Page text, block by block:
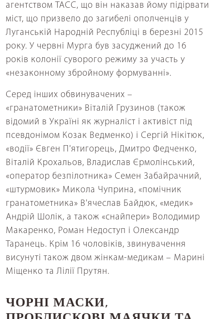
агентством ТАСС, що він наказав йому підірвати
міст, що призвело до загибелі ополченців у
Луганській Народній Республіці в березні 2015
року. У червні Мурга був засуджений до 16
років колонії суворого режиму за участь у
«незаконному збройному формуванні».
Серед інших обвинувачених –
«гранатометники» Віталій Грузинов (також
відомий в Україні як журналіст і активіст під
псевдонімом Козак Ведменко) і Сергій Нікітюк,
«водії» Євген П'ятигорець, Дмитро Федченко,
Віталій Крохальов, Владислав Єрмолінський,
«оператор безпілотника» Семен Забайрачний,
«штурмовик» Микола Чуприна, «помічник
гранатометника» В'ячеслав Байдюк, «медик»
Андрій Шолік, а також «снайпери» Володимир
Макаренко, Роман Недоступ і Олександр
Таранець. Крім 16 чоловіків, звинувачення
висунуті також двом жінкам-медикам – Марині
Міщенко та Лілії Прутян.
ЧОРНІ МАСКИ,
ПРОБЛИСКОВІ МАЯЧКИ ТА